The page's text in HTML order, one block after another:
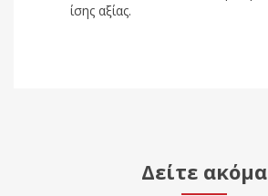
ίσης αξίας.
Δείτε ακόμα